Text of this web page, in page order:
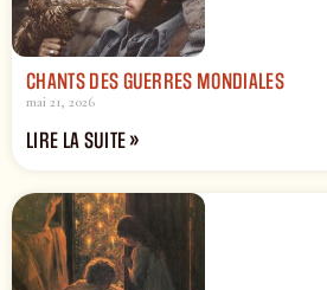
CHANTS DES GUERRES MONDIALES
mai 21, 2026
LIRE LA SUITE »